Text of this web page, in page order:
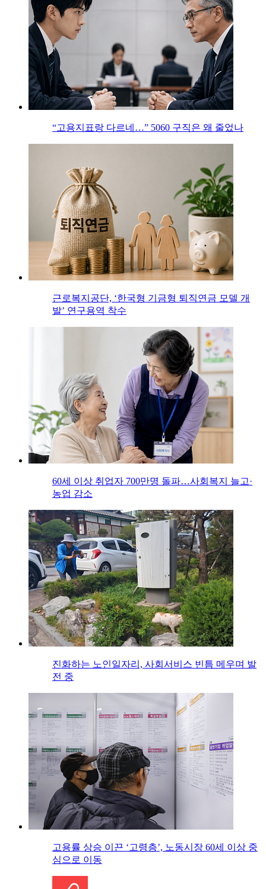
“고용지표랑 다르네…” 5060 구직은 왜 줄었나
근로복지공단, ‘한국형 기금형 퇴직연금 모델 개
발’ 연구용역 착수
60세 이상 취업자 700만명 돌파…사회복지 늘고·
농업 감소
진화하는 노인일자리, 사회서비스 빈틈 메우며 발
전 중
고용률 상승 이끈 ‘고령층’, 노동시장 60세 이상 중
심으로 이동